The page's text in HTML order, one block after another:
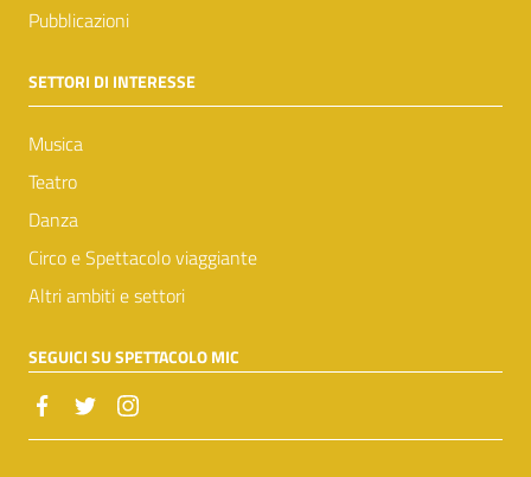
Pubblicazioni
SETTORI DI INTERESSE
Musica
Teatro
Danza
Circo e Spettacolo viaggiante
Altri ambiti e settori
SEGUICI SU SPETTACOLO MIC